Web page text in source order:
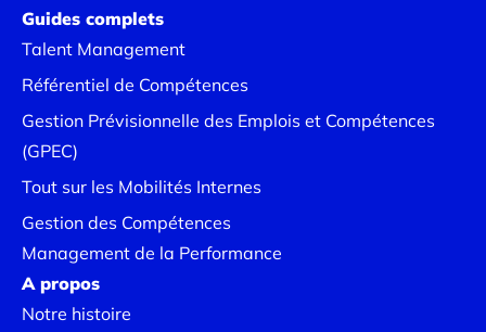
Guides complets
Talent Management
Référentiel de Compétences
Gestion Prévisionnelle des Emplois et Compétences
(GPEC)
Tout sur les Mobilités Internes
Gestion des Compétences
Management de la Performance
A propos
Notre histoire